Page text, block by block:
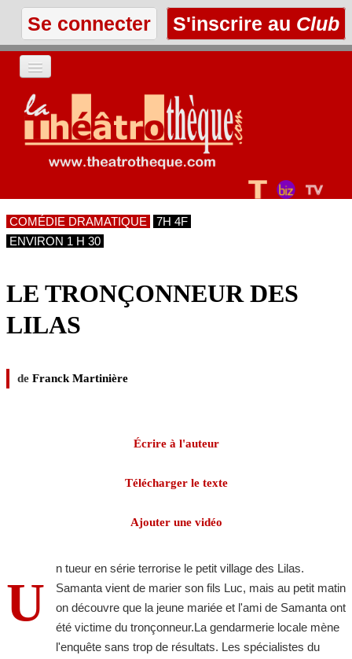
Se connecter S'inscrire au Club
ACCUEIL
LES TEXTES
LES ANNONCES
COMÉDIE DRAMATIQUE
7H 4F
ENVIRON 1 H 30
LE TRONÇONNEUR DES
LILAS
de Franck Martinière
Écrire à l'auteur
Télécharger le texte
Ajouter une vidéo
U
n tueur en série terrorise le petit village des Lilas.
Samanta vient de marier son fils Luc, mais au petit matin
on découvre que la jeune mariée et l'ami de Samanta ont
été victime du tronçonneur.La gendarmerie locale mène
l'enquête sans trop de résultats. Les spécialistes du